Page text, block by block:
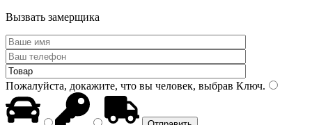
Вызвать замерщика
Пожалуйста, докажите, что вы человек, выбрав Ключ.